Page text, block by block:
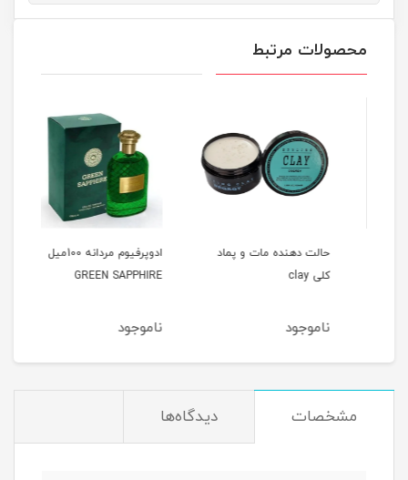
محصولات مرتبط
حالت دهنده مات و پماد
ناموجود
ادوپرفیوم مردانه 100میل
GREEN SAPPHIRE
ناموجود
مشخصات دیدگاه‌ها